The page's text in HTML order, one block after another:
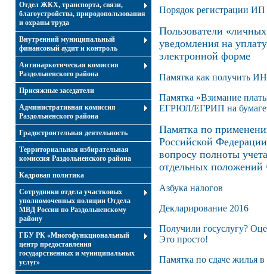
Отдел ЖКХ, транспорта, связи,
благоустройства, природопользования
и охраны труда
Внутренний муниципальный
финансовый аудит и контроль
Антинаркотическая комиссия
Раздольненского района
Присяжные заседатели
Административная комиссия
Раздольненского района
Градостроительная деятельность
Территориальная избирательная
комиссия Раздольненского района
Кадровая политика
Сотрудники отдела участковых
уполномоченных полиции Отдела
МВД России по Раздольненскому
району
ГБУ РК «Многофункциональный
центр предоставления
государственных и муниципальных
услуг»
Порядок регистрации
Пользователи
уведомления на
электронной форме
Памятка как получить
Памятка «Взимание
ЕГРЮЛ/ЕГРИП на
Памятка по
Российской
вопросу полноты
отдельных
Азбука налогов
Декларирование 2016
Получили госуслугу?
Это просто!
Памятка по сдаче жилья в